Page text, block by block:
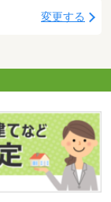
変更する